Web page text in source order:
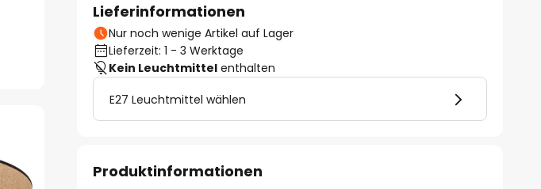
Lieferinformationen
Nur noch wenige Artikel auf Lager
Lieferzeit: 1 - 3 Werktage
Kein Leuchtmittel enthalten
E27 Leuchtmittel wählen
Produktinformationen